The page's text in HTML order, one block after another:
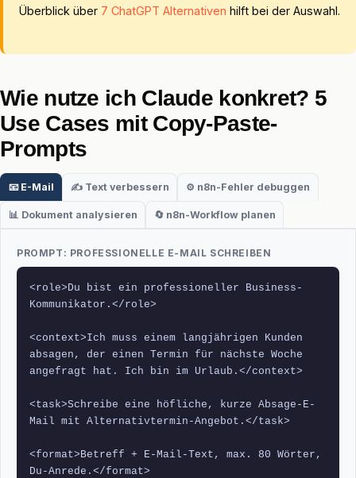
Überblick über 7 ChatGPT Alternativen hilft bei der Auswahl.
Wie nutze ich Claude konkret? 5
Use Cases mit Copy-Paste-
Prompts
📧 E-Mail ✍️ Text verbessern ⚙️ n8n-Fehler debuggen
📊 Dokument analysieren 🔄 n8n-Workflow planen
PROMPT: PROFESSIONELLE E-MAIL SCHREIBEN
<role>Du bist ein professioneller Business-
Kommunikator.</role>
<context>Ich muss einem langjährigen Kunden
absagen, der einen Termin für nächste Woche
angefragt hat. Ich bin im Urlaub.</context>
<task>Schreibe eine höfliche, kurze Absage-E-
Mail mit Alternativtermin-Angebot.</task>
<format>Betreff + E-Mail-Text, max. 80 Wörter,
Du-Anrede.</format>